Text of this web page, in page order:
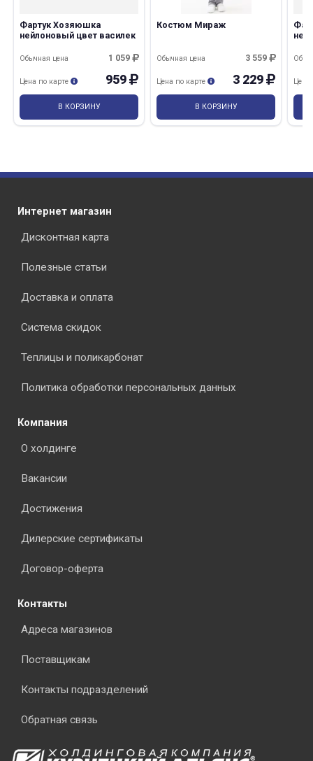
Фартук Хозяюшка
нейлоновый цвет василек
1 059
Обычная цена
959
Цена по карте
В КОРЗИНУ
Костюм Мираж
3 559
Обычная цена
3 229
Цена по карте
В КОРЗИНУ
Цена
Интернет магазин
Дисконтная карта
Полезные статьи
Доставка и оплата
Система скидок
Теплицы и поликарбонат
Политика обработки персональных данных
Компания
О холдинге
Вакансии
Достижения
Дилерские сертификаты
Договор-оферта
Контакты
Адреса магазинов
Поставщикам
Контакты подразделений
Обратная связь